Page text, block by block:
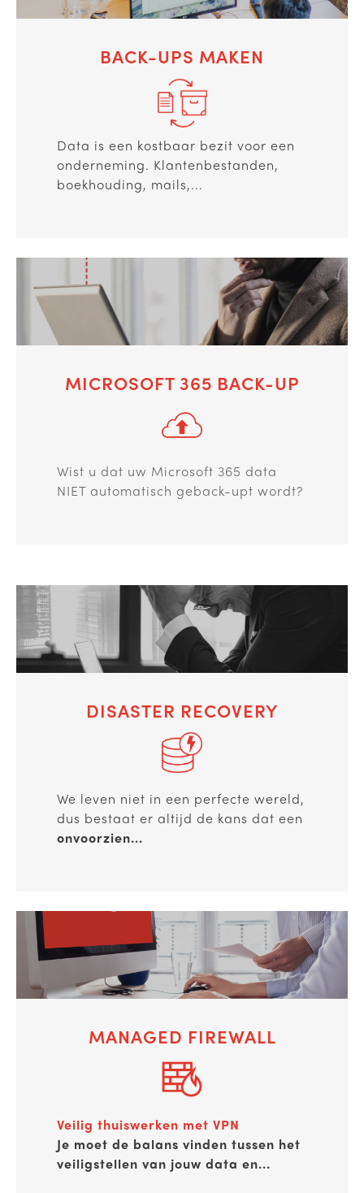
BACK-UPS MAKEN
Data is een kostbaar bezit voor een
onderneming. Klantenbestanden,
boekhouding, mails,...
MICROSOFT 365 BACK-UP
Wist u dat uw Microsoft 365 data
NIET automatisch geback-upt wordt?
DISASTER RECOVERY
We leven niet in een perfecte wereld,
dus bestaat er altijd de kans dat een
onvoorzien...
MANAGED FIREWALL
Veilig thuiswerken met VPN
Je moet de balans vinden tussen het
veiligstellen van jouw data en...